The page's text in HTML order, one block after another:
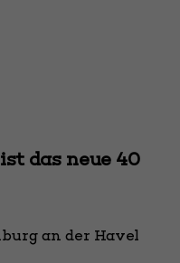
das neue 40
an der Havel